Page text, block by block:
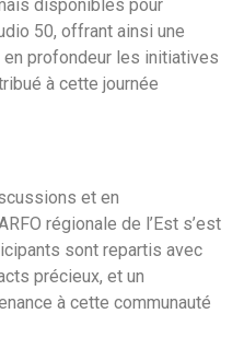
disponibles pour
50, offrant ainsi une
profondeur les initiatives
à cette journée
et en
régionale de l’Est s’est
sont repartis avec
précieux, et un
à cette communauté